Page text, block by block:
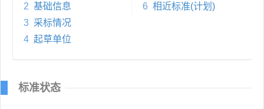
2 基础信息
3 采标情况
4 起草单位
6 相近标准(计划)
标准状态